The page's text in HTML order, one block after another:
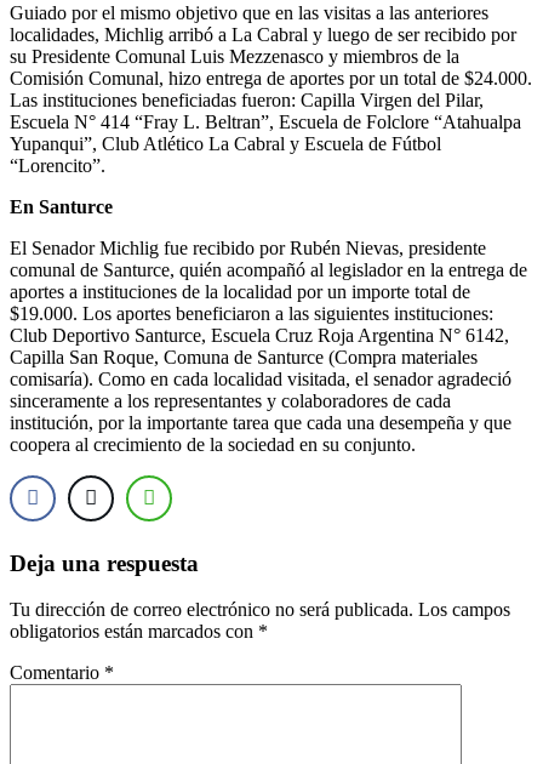
Guiado por el mismo objetivo que en las visitas a las anteriores
localidades, Michlig arribó a La Cabral y luego de ser recibido por
su Presidente Comunal Luis Mezzenasco y miembros de la
Comisión Comunal, hizo entrega de aportes por un total de $24.000.
Las instituciones beneficiadas fueron: Capilla Virgen del Pilar,
Escuela N° 414 “Fray L. Beltran”, Escuela de Folclore “Atahualpa
Yupanqui”, Club Atlético La Cabral y Escuela de Fútbol
“Lorencito”.
En Santurce
El Senador Michlig fue recibido por Rubén Nievas, presidente
comunal de Santurce, quién acompañó al legislador en la entrega de
aportes a instituciones de la localidad por un importe total de
$19.000. Los aportes beneficiaron a las siguientes instituciones:
Club Deportivo Santurce, Escuela Cruz Roja Argentina N° 6142,
Capilla San Roque, Comuna de Santurce (Compra materiales
comisaría). Como en cada localidad visitada, el senador agradeció
sinceramente a los representantes y colaboradores de cada
institución, por la importante tarea que cada una desempeña y que
coopera al crecimiento de la sociedad en su conjunto.
Deja una respuesta
Tu dirección de correo electrónico no será publicada. Los campos
obligatorios están marcados con *
Comentario *